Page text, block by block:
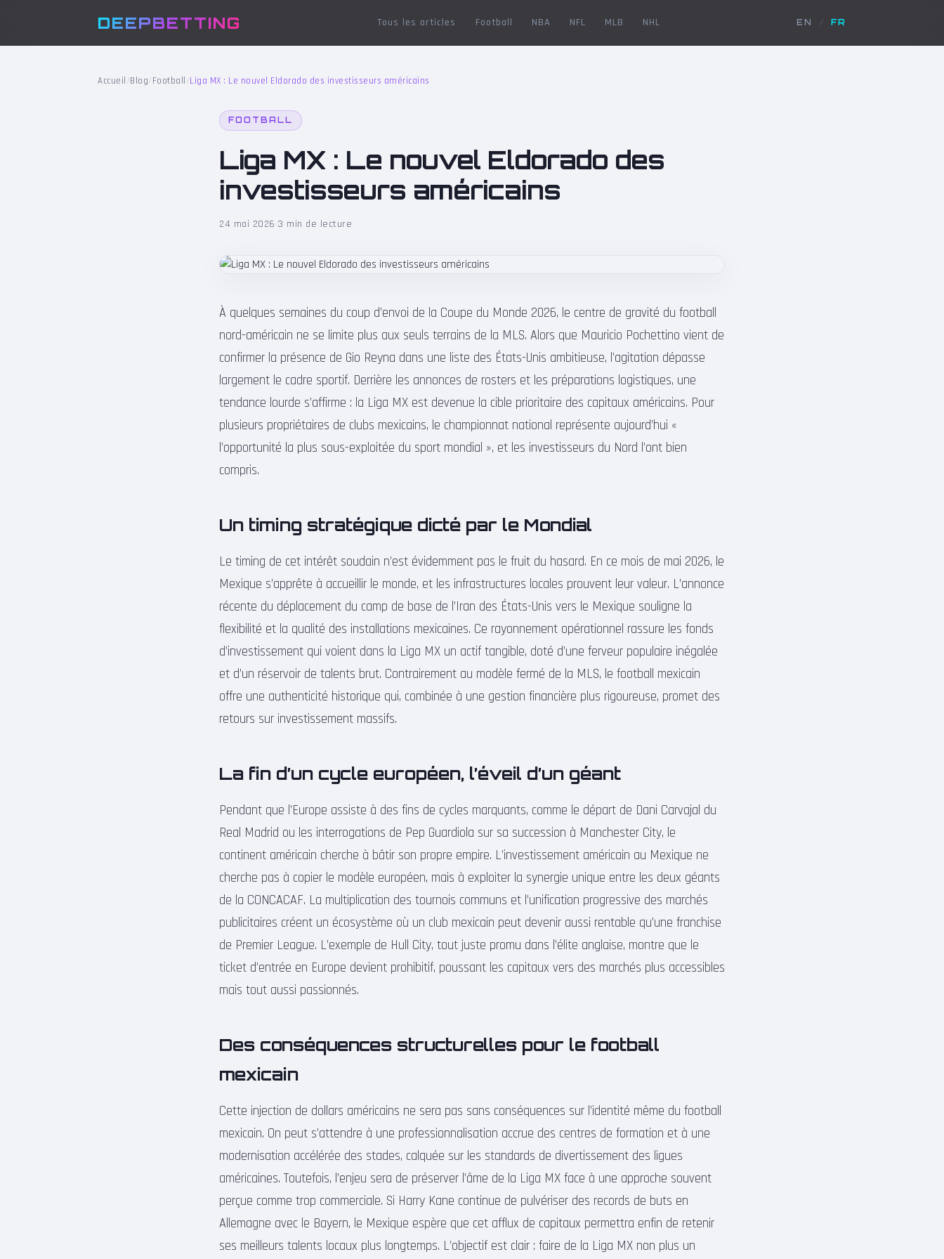
DEEPBETTING Tous les articles Football NBA NFL MLB NHL EN / FR
Accueil /Blog/Football /Liga MX : Le nouvel Eldorado des investisseurs américains
FOOTBALL
Liga MX : Le nouvel Eldorado des
investisseurs américains
24 mai 2026·3 min de lecture
À quelques semaines du coup d’envoi de la Coupe du Monde 2026, le centre de gravité du football
nord-américain ne se limite plus aux seuls terrains de la MLS. Alors que Mauricio Pochettino vient de
confirmer la présence de Gio Reyna dans une liste des États-Unis ambitieuse, l’agitation dépasse
largement le cadre sportif. Derrière les annonces de rosters et les préparations logistiques, une
tendance lourde s’affirme : la Liga MX est devenue la cible prioritaire des capitaux américains. Pour
plusieurs propriétaires de clubs mexicains, le championnat national représente aujourd’hui «
l’opportunité la plus sous-exploitée du sport mondial », et les investisseurs du Nord l’ont bien
compris.
Un timing stratégique dicté par le Mondial
Le timing de cet intérêt soudain n’est évidemment pas le fruit du hasard. En ce mois de mai 2026, le
Mexique s’apprête à accueillir le monde, et les infrastructures locales prouvent leur valeur. L’annonce
récente du déplacement du camp de base de l’Iran des États-Unis vers le Mexique souligne la
flexibilité et la qualité des installations mexicaines. Ce rayonnement opérationnel rassure les fonds
d’investissement qui voient dans la Liga MX un actif tangible, doté d’une ferveur populaire inégalée
et d’un réservoir de talents brut. Contrairement au modèle fermé de la MLS, le football mexicain
offre une authenticité historique qui, combinée à une gestion financière plus rigoureuse, promet des
retours sur investissement massifs.
La fin d’un cycle européen, l’éveil d’un géant
Pendant que l’Europe assiste à des fins de cycles marquants, comme le départ de Dani Carvajal du
Real Madrid ou les interrogations de Pep Guardiola sur sa succession à Manchester City, le
continent américain cherche à bâtir son propre empire. L’investissement américain au Mexique ne
cherche pas à copier le modèle européen, mais à exploiter la synergie unique entre les deux géants
de la CONCACAF. La multiplication des tournois communs et l’unification progressive des marchés
publicitaires créent un écosystème où un club mexicain peut devenir aussi rentable qu’une franchise
de Premier League. L’exemple de Hull City, tout juste promu dans l’élite anglaise, montre que le
ticket d’entrée en Europe devient prohibitif, poussant les capitaux vers des marchés plus accessibles
mais tout aussi passionnés.
Des conséquences structurelles pour le football
mexicain
Cette injection de dollars américains ne sera pas sans conséquences sur l’identité même du football
mexicain. On peut s’attendre à une professionnalisation accrue des centres de formation et à une
modernisation accélérée des stades, calquée sur les standards de divertissement des ligues
américaines. Toutefois, l’enjeu sera de préserver l’âme de la Liga MX face à une approche souvent
perçue comme trop commerciale. Si Harry Kane continue de pulvériser des records de buts en
Allemagne avec le Bayern, le Mexique espère que cet afflux de capitaux permettra enfin de retenir
ses meilleurs talents locaux plus longtemps. L’objectif est clair : faire de la Liga MX non plus un